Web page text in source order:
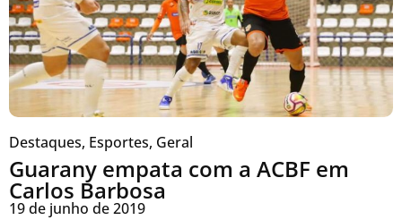
Destaques, Esportes, Geral
Guarany empata com a ACBF em
Carlos Barbosa
19 de junho de 2019